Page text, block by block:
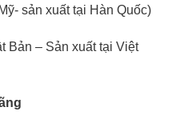
sản xuất tại Hàn Quốc)
Bản – Sản xuất tại Việt